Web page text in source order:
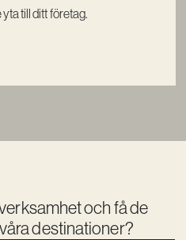
till ditt företag.
och få de
destinationer?